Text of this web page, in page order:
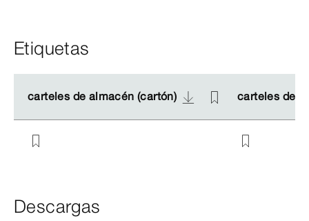
Etiquetas
carteles de almacén (cartón) carteles de
carteles de almacén (cartón) carteles de
Descargas